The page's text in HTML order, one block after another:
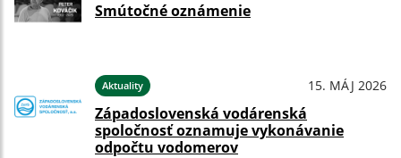
Smútočné oznámenie
Aktuality 15. MÁJ 2026
Západoslovenská vodárenská
spoločnosť oznamuje vykonávanie
odpočtu vodomerov